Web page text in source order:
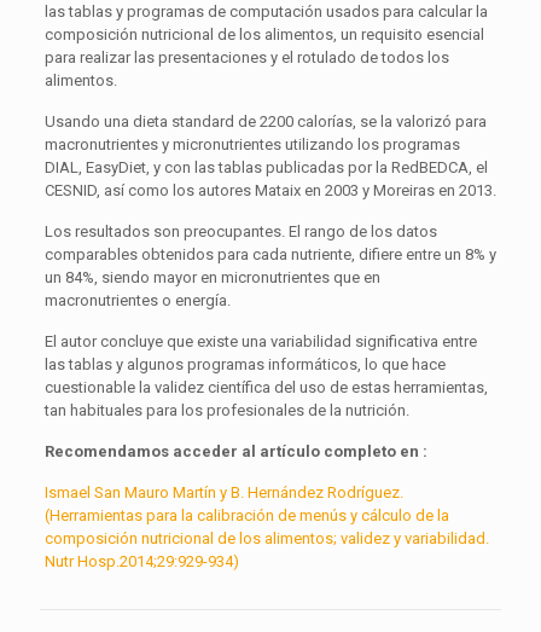
las tablas y programas de computación usados para calcular la
composición nutricional de los alimentos, un requisito esencial
para realizar las presentaciones y el rotulado de todos los
alimentos.
Usando una dieta standard de 2200 calorías, se la valorizó para
macronutrientes y micronutrientes utilizando los programas
DIAL, EasyDiet, y con las tablas publicadas por la RedBEDCA, el
CESNID, así como los autores Mataix en 2003 y Moreiras en 2013.
Los resultados son preocupantes. El rango de los datos
comparables obtenidos para cada nutriente, difiere entre un 8% y
un 84%, siendo mayor en micronutrientes que en
macronutrientes o energía.
El autor concluye que existe una variabilidad significativa entre
las tablas y algunos programas informáticos, lo que hace
cuestionable la validez científica del uso de estas herramientas,
tan habituales para los profesionales de la nutrición.
Recomendamos acceder al artículo completo en :
Ismael San Mauro Martín y B. Hernández Rodríguez.
(Herramientas para la calibración de menús y cálculo de la
composición nutricional de los alimentos; validez y variabilidad.
Nutr Hosp.2014;29:929-934)